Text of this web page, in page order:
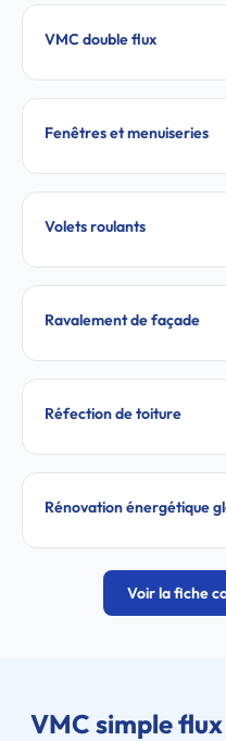
VMC double flux
Fenêtres et menuiseries
Volets roulants
Ravalement de façade
Réfection de toiture
Rénovation énergétique
Voir la fiche
VMC simple